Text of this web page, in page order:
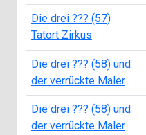
Die drei ??? (57)
Tatort Zirkus
Die drei ??? (58) und
der verrückte Maler
Die drei ??? (58) und
der verrückte Maler